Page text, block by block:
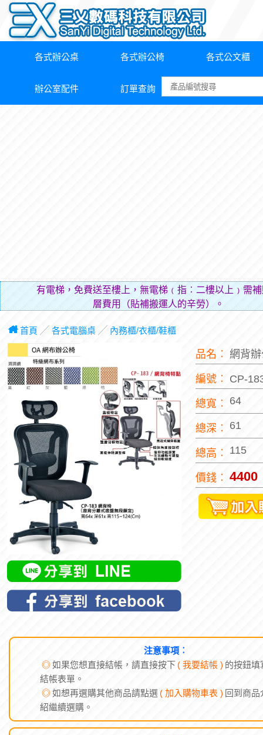
各式辦公桌 各式辦公椅 各式公文櫃
辦公室配件 訂單查詢
有電梯，免費送至樓上，無電梯﹙指︰二樓以上﹚需
層費用（貼補搬運人的辛勞）。
首頁 ╱ 各式電腦桌╱ 內務櫃/衣櫃/鞋櫃
品名︰ 網背
編號︰ CP-
總寬︰ 64
總深︰ 61
總高︰ 115
價錢︰ 4400
注意事項︰
◎如果您想直接結帳，請直接按下 ( 我要結帳 ) 的按鈕填
結帳表單。
◎如想再選購其他商品請點選 ( 加入購物車表 ) 回到商品
紹繼續選購。